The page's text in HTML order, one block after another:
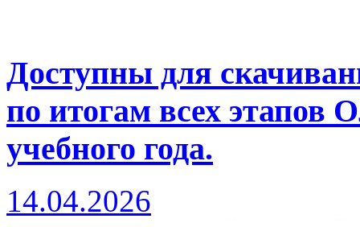
Доступны для
по итогам всех этапов
учебного года.
14.04.2026